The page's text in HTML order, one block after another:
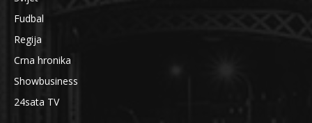
Fudbal
Regija
Crna hronika
Showbusiness
24sata TV